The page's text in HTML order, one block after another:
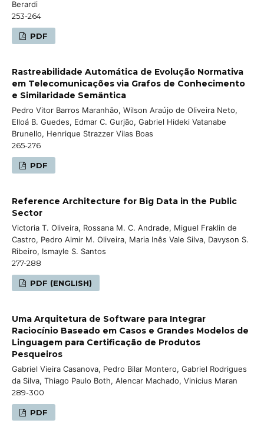
Berardi
253-264
PDF
Rastreabilidade Automática de Evolução Normativa
em Telecomunicações via Grafos de Conhecimento
e Similaridade Semântica
Pedro Vitor Barros Maranhão, Wilson Araújo de Oliveira Neto,
Elloá B. Guedes, Edmar C. Gurjão, Gabriel Hideki Vatanabe
Brunello, Henrique Strazzer Vilas Boas
265-276
PDF
Reference Architecture for Big Data in the Public
Sector
Victoria T. Oliveira, Rossana M. C. Andrade, Miguel Fraklin de
Castro, Pedro Almir M. Oliveira, Maria Inês Vale Silva, Davyson S.
Ribeiro, Ismayle S. Santos
277-288
PDF (ENGLISH)
Uma Arquitetura de Software para Integrar
Raciocínio Baseado em Casos e Grandes Modelos de
Linguagem para Certificação de Produtos
Pesqueiros
Gabriel Vieira Casanova, Pedro Bilar Montero, Gabriel Rodrigues
da Silva, Thiago Paulo Both, Alencar Machado, Vinicius Maran
289-300
PDF